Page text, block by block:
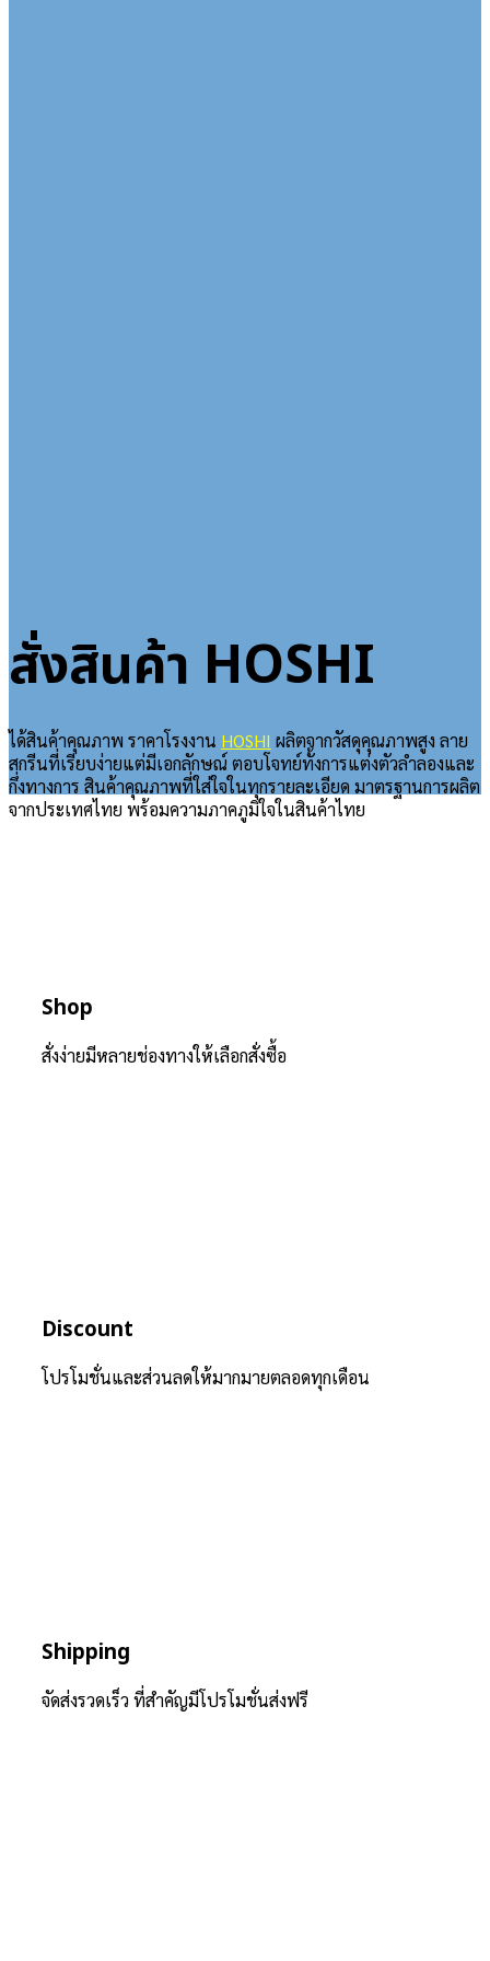
สั่งสินค้า HOSHI
ได้สินค้าคุณภาพ ราคาโรงงาน HOSHI ผลิตจากวัสดุคุณภาพสูง ลาย
สกรีนที่เรียบง่ายแต่มีเอกลักษณ์ ตอบโจทย์ทั้งการแต่งตัวลำลองและ
กึ่งทางการ สินค้าคุณภาพที่ใส่ใจในทุกรายละเอียด มาตรฐานการผลิต
จากประเทศไทย พร้อมความภาคภูมิใจในสินค้าไทย
Shop
สั่งง่ายมีหลายช่องทางให้เลือกสั่งซื้อ
Discount
โปรโมชั่นและส่วนลดให้มากมายตลอดทุกเดือน
Shipping
จัดส่งรวดเร็ว ที่สำคัญมีโปรโมชั่นส่งฟรี